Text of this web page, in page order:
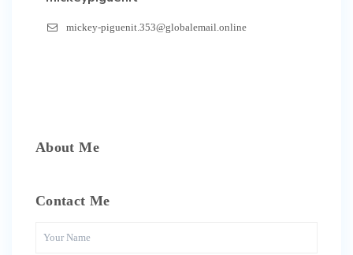
mickey-piguenit.353@globalemail.online
About Me
Contact Me